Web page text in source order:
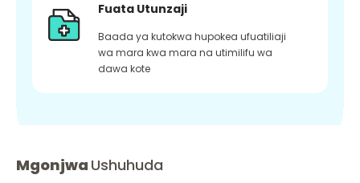
Fuata Utunzaji
Baada ya kutokwa hupokea ufuatiliaji
wa mara kwa mara na utimilifu wa
dawa kote
Mgonjwa Ushuhuda